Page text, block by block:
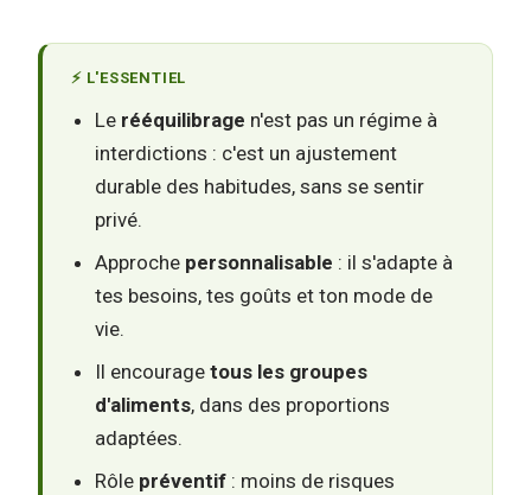
⚡ L'ESSENTIEL
Le rééquilibrage n'est pas un régime à
interdictions : c'est un ajustement
durable des habitudes, sans se sentir
privé.
Approche personnalisable : il s'adapte à
tes besoins, tes goûts et ton mode de
vie.
Il encourage tous les groupes
d'aliments, dans des proportions
adaptées.
Rôle préventif : moins de risques